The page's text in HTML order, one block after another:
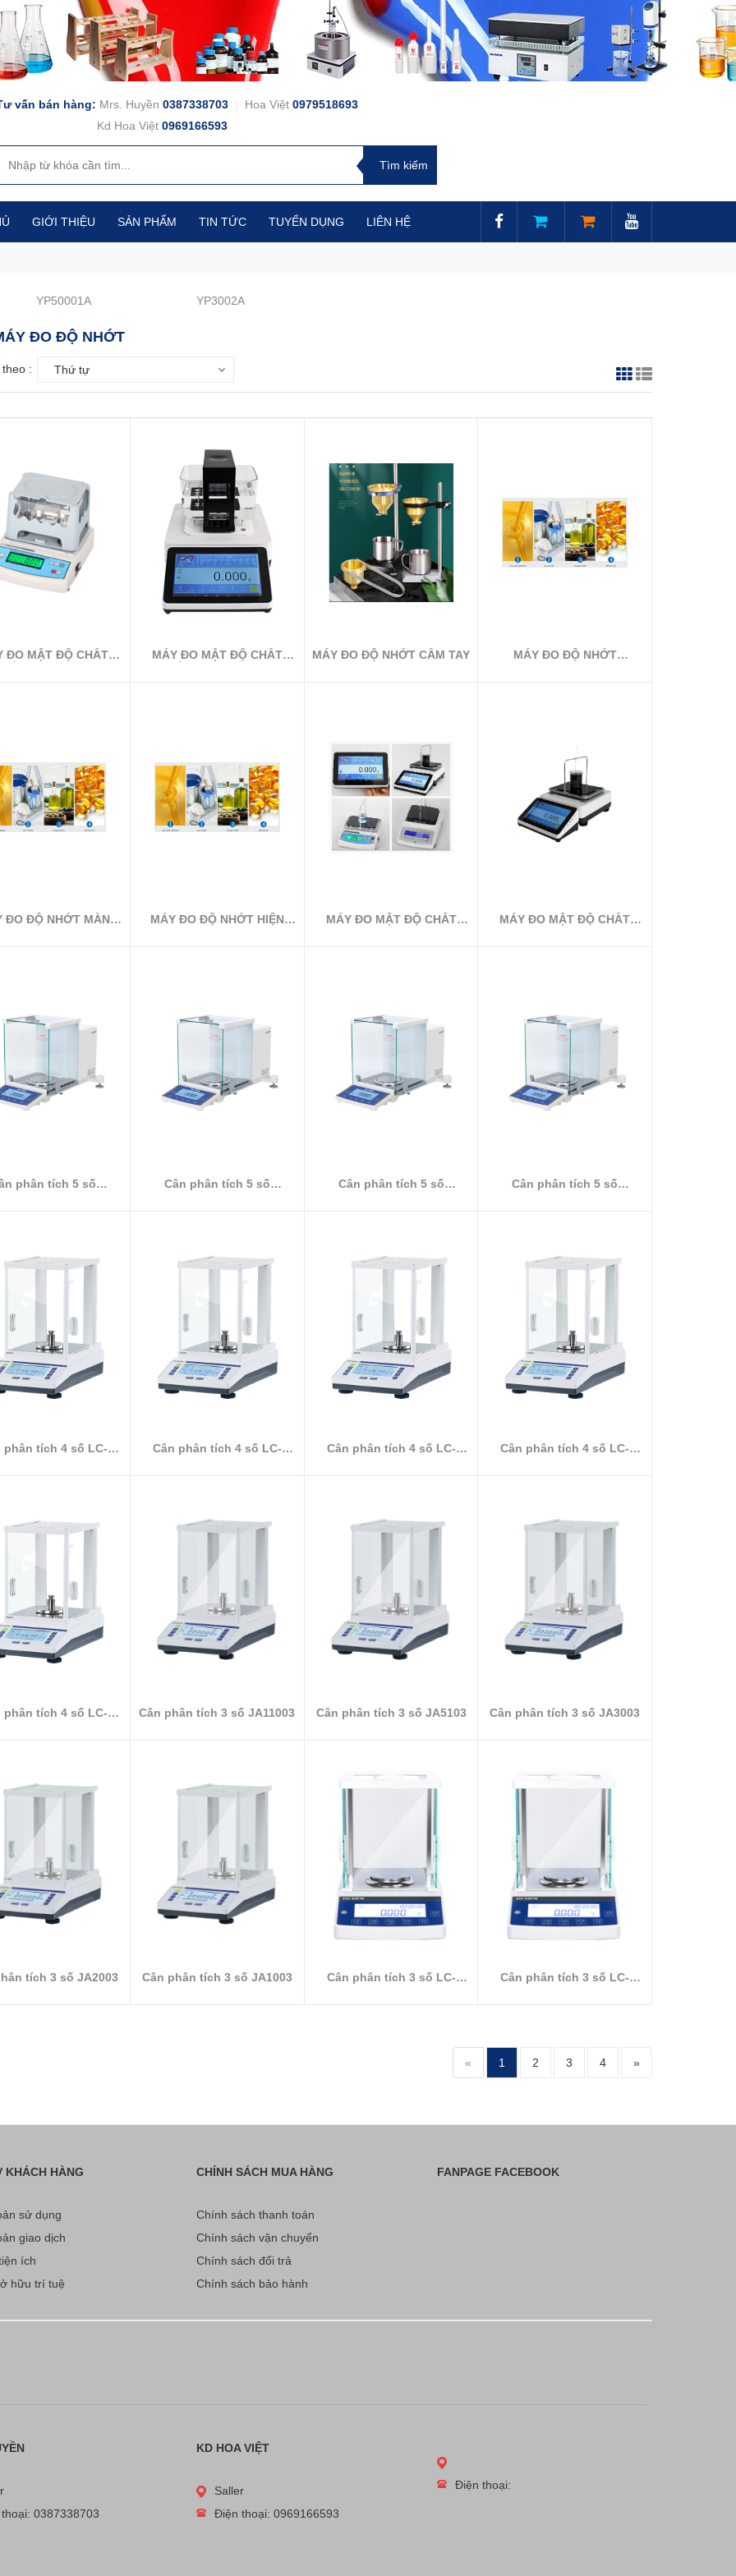
vấn bán hàng: Mrs. Huyền 0387338703 Hoa Việt 0979518693
Kd Hoa Việt 0969166593
GIỚI THIỆU SẢN PHẨM TIN TỨC TUYỂN DỤNG LIÊN HỆ
YP50001A YP3002A
ĐO ĐỘ NHỚT
: Thứ tự
ĐO MẬT ĐỘ CHẤT
MÁY ĐO MẬT ĐỘ CHẤT
MÁY ĐO ĐỘ NHỚT CẦM TAY
MÁY ĐO ĐỘ NHỚT
ĐO ĐỘ NHỚT MÀN
MÁY ĐO ĐỘ NHỚT HIỆN
MÁY ĐO MẬT ĐỘ CHẤT
MÁY ĐO MẬT ĐỘ CHẤT
phân tích 5 số
Cân phân tích 5 số
Cân phân tích 5 số
Cân phân tích 5 số
phân tích 4 số LC-
Cân phân tích 4 số LC-
Cân phân tích 4 số LC-
Cân phân tích 4 số LC-
phân tích 4 số LC-
Cân phân tích 3 số JA11003 Cân phân tích 3 số JA5103 Cân phân tích 3 số JA3003
tích 3 số JA2003 Cân phân tích 3 số JA1003
Cân phân tích 3 số LC-
Cân phân tích 3 số LC-
« 1 2 3 4 »
KHÁCH HÀNG
sử dụng
giao dịch
ích
hữu trí tuệ
CHÍNH SÁCH MUA HÀNG
Chính sách thanh toán
Chính sách vận chuyển
Chính sách đổi trả
Chính sách bảo hành
FANPAGE FACEBOOK
0387338703
KD HOA VIỆT
Saller
Điện thoại: 0969166593
Điện thoại: